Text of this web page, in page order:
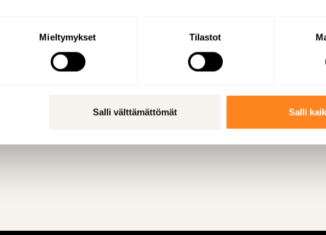
Mieltymykset Tilastot
Salli välttämättömät Salli